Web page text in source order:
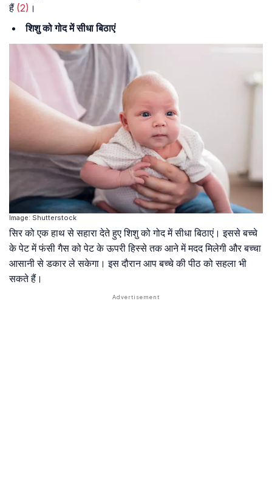
हैं (2) ।
शिशु को गोद में सीधा बिठाएं
Image: Shutterstock
सिर को एक हाथ से सहारा देते हुए शिशु को गोद में सीधा बिठाएं। इससे बच्चे
के पेट में फंसी गैस को पेट के ऊपरी हिस्से तक आने में मदद मिलेगी और बच्चा
आसानी से डकार ले सकेगा। इस दौरान आप बच्चे की पीठ को सहला भी
सकते हैं।